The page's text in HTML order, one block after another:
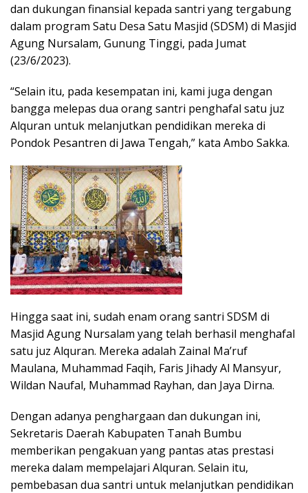
dan dukungan finansial kepada santri yang tergabung
dalam program Satu Desa Satu Masjid (SDSM) di Masjid
Agung Nursalam, Gunung Tinggi, pada Jumat
(23/6/2023).
“Selain itu, pada kesempatan ini, kami juga dengan
bangga melepas dua orang santri penghafal satu juz
Alquran untuk melanjutkan pendidikan mereka di
Pondok Pesantren di Jawa Tengah,” kata Ambo Sakka.
Hingga saat ini, sudah enam orang santri SDSM di
Masjid Agung Nursalam yang telah berhasil menghafal
satu juz Alquran. Mereka adalah Zainal Ma’ruf
Maulana, Muhammad Faqih, Faris Jihady Al Mansyur,
Wildan Naufal, Muhammad Rayhan, dan Jaya Dirna.
Dengan adanya penghargaan dan dukungan ini,
Sekretaris Daerah Kabupaten Tanah Bumbu
memberikan pengakuan yang pantas atas prestasi
mereka dalam mempelajari Alquran. Selain itu,
pembebasan dua santri untuk melanjutkan pendidikan